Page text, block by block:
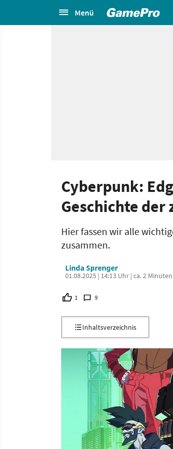
Menü
Cyberpunk:
Geschichte der
Hier fassen wir alle
zusammen.
Linda Sprenger
01.08.2025 | 14:13 Uhr | ca. 2
1 9
Inhaltsverzeichnis